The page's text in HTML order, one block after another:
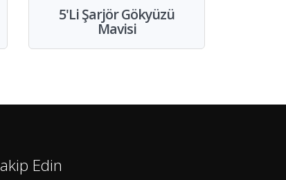
5'Li Şarjör Gökyüzü
Mavisi
Edin